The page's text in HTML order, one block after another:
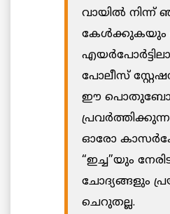
വായില്‍ നിന്ന്
കേൾക്കുകയും
പോലീസ്
ഈ
ഓരോ
“ഇച്ച”യും
ചോദ്യങ്ങളും
ചെറുതല്ല.